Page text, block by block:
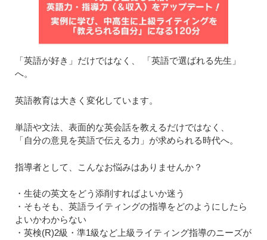
「英語が好き」だけではなく、 「英語で選ばれる先生」
へ。
英語教育は大きく変化しています。
単語や文法、表面的な英会話を教えるだけではなく、
「自分の意見を英語で伝える力」が求められる時代へ。
指導者として、こんなお悩みはありませんか？
・生徒の英文をどう添削すればよいか迷う
・そもそも、英語ライティングの指導をどのようにしたら
よいかわからない
・英検(R)2級・準1級など上級ライティング指導のニーズが